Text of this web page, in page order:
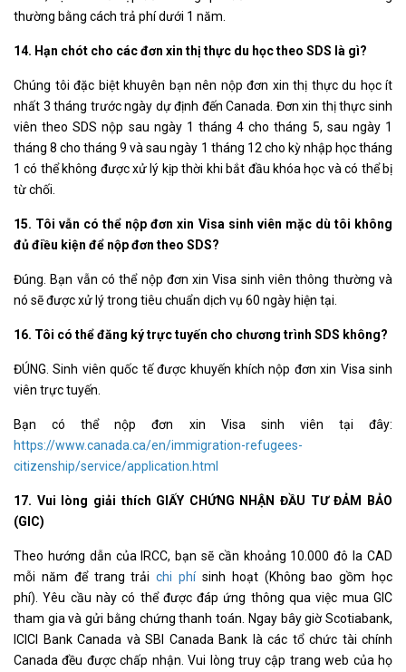
thường bằng cách trả phí dưới 1 năm.
14. Hạn chót cho các đơn xin thị thực du học theo SDS là gì?
Chúng tôi đặc biệt khuyên bạn nên nộp đơn xin thị thực du học ít
nhất 3 tháng trước ngày dự định đến Canada. Đơn xin thị thực sinh
viên theo SDS nộp sau ngày 1 tháng 4 cho tháng 5, sau ngày 1
tháng 8 cho tháng 9 và sau ngày 1 tháng 12 cho kỳ nhập học tháng
1 có thể không được xử lý kịp thời khi bắt đầu khóa học và có thể bị
từ chối.
15. Tôi vẫn có thể nộp đơn xin Visa sinh viên mặc dù tôi không
đủ điều kiện để nộp đơn theo SDS?
Đúng. Bạn vẫn có thể nộp đơn xin Visa sinh viên thông thường và
nó sẽ được xử lý trong tiêu chuẩn dịch vụ 60 ngày hiện tại.
16. Tôi có thể đăng ký trực tuyến cho chương trình SDS không?
ĐÚNG. Sinh viên quốc tế được khuyến khích nộp đơn xin Visa sinh
viên trực tuyến.
Bạn có thể nộp đơn xin Visa sinh viên tại đây:
https://www.canada.ca/en/immigration-refugees-
citizenship/service/application.html
17. Vui lòng giải thích GIẤY CHỨNG NHẬN ĐẦU TƯ ĐẢM BẢO
(GIC)
Theo hướng dẫn của IRCC, bạn sẽ cần khoảng 10.000 đô la CAD
mỗi năm để trang trảichi phísinh hoạt (Không bao gồm học
phí). Yêu cầu này có thể được đáp ứng thông qua việc mua GIC
tham gia và gửi bằng chứng thanh toán. Ngay bây giờ Scotiabank,
ICICI Bank Canada và SBI Canada Bank là các tổ chức tài chính
Canada đều được chấp nhận. Vui lòng truy cập trang web của họ